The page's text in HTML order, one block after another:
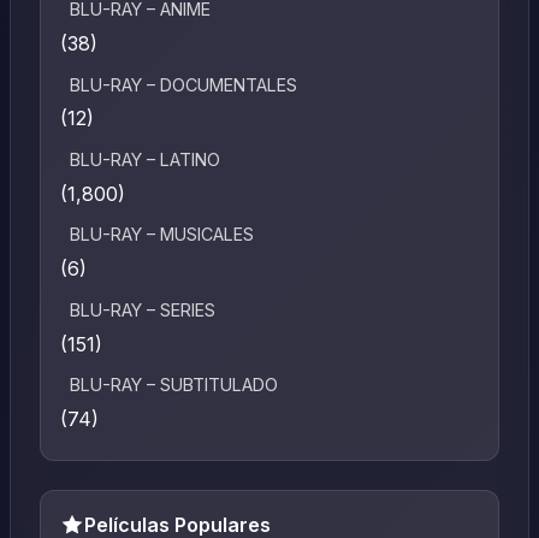
BLU-RAY – ANIME
(38)
BLU-RAY – DOCUMENTALES
(12)
BLU-RAY – LATINO
(1,800)
BLU-RAY – MUSICALES
(6)
BLU-RAY – SERIES
(151)
BLU-RAY – SUBTITULADO
(74)
Películas Populares